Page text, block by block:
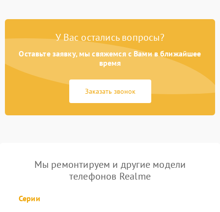
У Вас остались вопросы?
Оставьте заявку, мы свяжемся с Вами в ближайшее
время
Заказать звонок
Мы ремонтируем и другие модели
телефонов Realme
Серии